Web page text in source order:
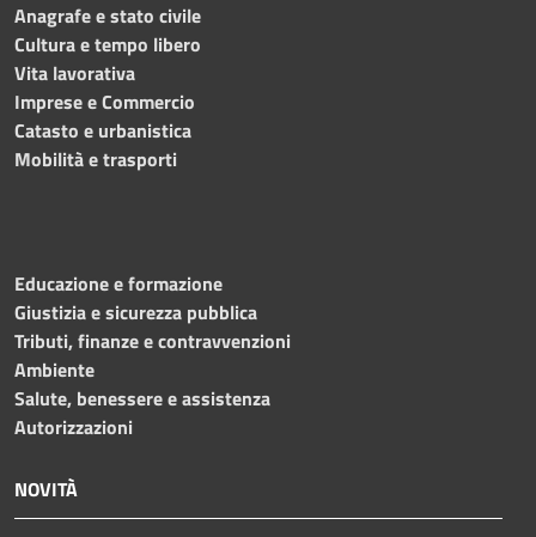
Anagrafe e stato civile
Cultura e tempo libero
Vita lavorativa
Imprese e Commercio
Catasto e urbanistica
Mobilità e trasporti
Educazione e formazione
Giustizia e sicurezza pubblica
Tributi, finanze e contravvenzioni
Ambiente
Salute, benessere e assistenza
Autorizzazioni
NOVITÀ